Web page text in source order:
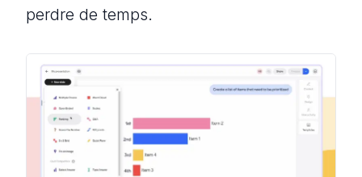
perdre de temps.